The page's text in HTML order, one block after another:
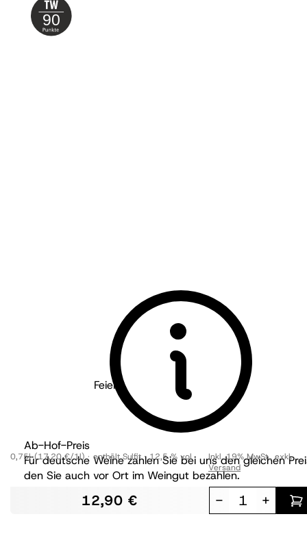
90
Tischmacher Weine
Feierabend Sekt Pinot Blanc
Ab-Hof-Preis
Für deutsche Weine zahlen Sie bei uns den gleichen
den Sie auch vor Ort im Weingut bezahlen.
0,75l (17,20 €/1l) enthält Sulfit 12,5 % vol
12,90 €
Inkl. 19% MwSt.,exkl.
Versand
- +